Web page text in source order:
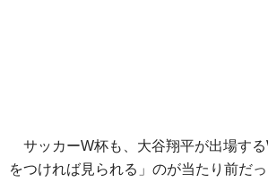
サッカーW杯も、大谷翔平が出場す
をつければ見られる」のが当たり前だ